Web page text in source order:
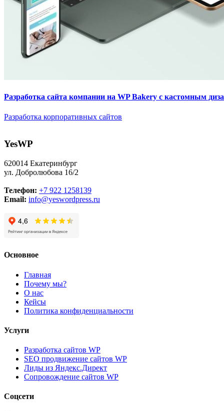
Разработка сайта компании на WP Bakery с кастомным
Разработка корпоративных сайтов
YesWP
620014 Екатеринбург
ул. Добролюбова 16/2
Телефон: +7 922 1258139
Email: info@yeswordpress.ru
Основное
Главная
Почему мы?
О нас
Кейсы
Политика конфиденциальности
Услуги
Разработка сайтов WP
SEO продвижение сайтов WP
Лиды из Яндекс.Директ
Сопровождение сайтов WP
Соцсети